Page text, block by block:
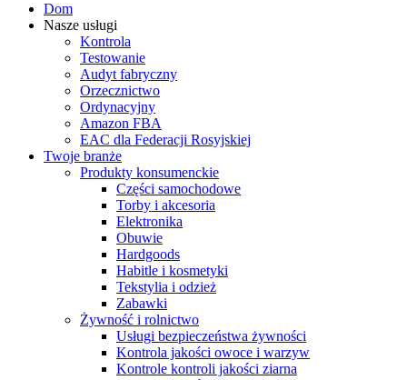
Dom
Nasze usługi
Kontrola
Testowanie
Audyt fabryczny
Orzecznictwo
Ordynacyjny
Amazon FBA
EAC dla Federacji Rosyjskiej
Twoje branże
Produkty konsumenckie
Części samochodowe
Torby i akcesoria
Elektronika
Obuwie
Hardgoods
Habitle i kosmetyki
Tekstylia i odzież
Zabawki
Żywność i rolnictwo
Usługi bezpieczeństwa żywności
Kontrola jakości owoce i warzyw
Kontrole kontroli jakości ziarna